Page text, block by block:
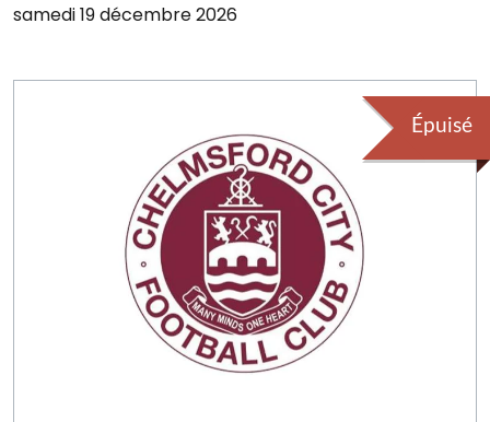
samedi 19 décembre 2026
Épuisé